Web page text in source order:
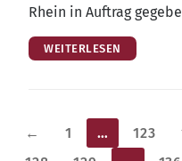
Rhein in Auf­trag
WEITERLESEN
der
← 1 … 123